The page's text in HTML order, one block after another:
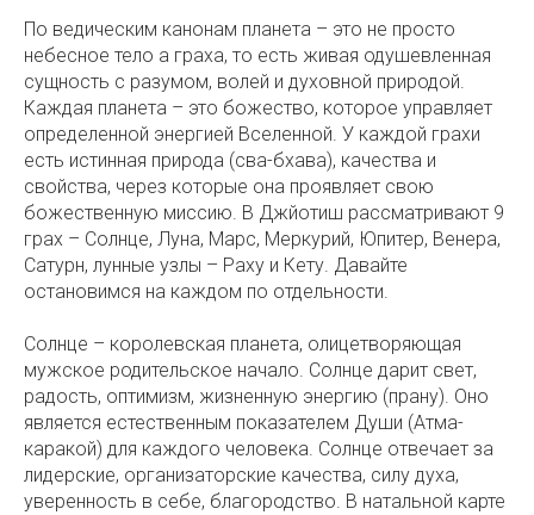
По ведическим канонам планета – это не просто
небесное тело а граха, то есть живая одушевленная
сущность с разумом, волей и духовной природой.
Каждая планета – это божество, которое управляет
определенной энергией Вселенной. У каждой грахи
есть истинная природа (сва-бхава), качества и
свойства, через которые она проявляет свою
божественную миссию. В Джйотиш рассматривают 9
грах – Солнце, Луна, Марс, Меркурий, Юпитер, Венера,
Сатурн, лунные узлы – Раху и Кету. Давайте
остановимся на каждом по отдельности.
Солнце – королевская планета, олицетворяющая
мужское родительское начало. Солнце дарит свет,
радость, оптимизм, жизненную энергию (прану). Оно
является естественным показателем Души (Атма-
каракой) для каждого человека. Солнце отвечает за
лидерские, организаторские качества, силу духа,
уверенность в себе, благородство. В натальной карте